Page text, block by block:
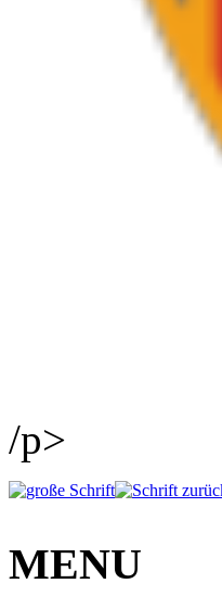
/p>
MENU